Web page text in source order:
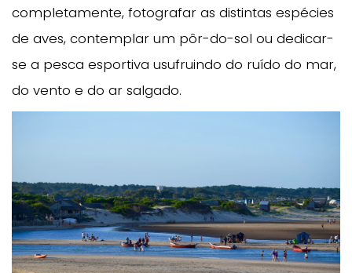
completamente, fotografar as distintas espécies
de aves, contemplar um pôr-do-sol ou dedicar-
se a pesca esportiva usufruindo do ruído do mar,
do vento e do ar salgado.